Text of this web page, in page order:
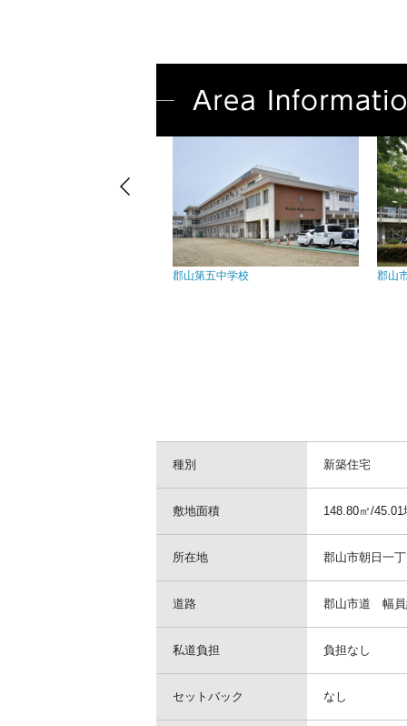
郡山第五中学校 郡山市
種別 新築住宅
敷地面積 148.80㎡/45.01
所在地 郡山市朝日一
道路 郡山市道 幅員
私道負担 負担なし
セットバック なし